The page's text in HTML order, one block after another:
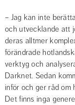
– Jag kan inte
och utvecklande att
deras alltmer
förändrade
verktyg och
Darknet. Sedan
inför och ger råd om
Det finns inga